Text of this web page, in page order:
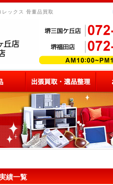
ックス 骨董品買取
績一覧